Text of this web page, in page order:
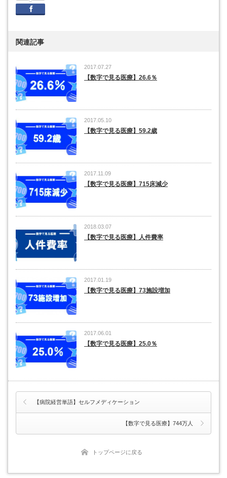
関連記事
2017.07.27
【数字で見る医療】26.6％
2017.05.10
【数字で見る医療】59.2歳
2017.11.09
【数字で見る医療】715床減少
2018.03.07
【数字で見る医療】人件費率
2017.01.19
【数字で見る医療】73施設増加
2017.06.01
【数字で見る医療】25.0％
【病院経営単語】セルフメディケーション
【数字で見る医療】744万人
トップページに戻る